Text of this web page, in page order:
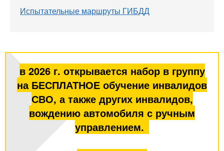
Испытательные маршруты ГИБДД
в 2026 г. открывается набор в группу
на БЕСПЛАТНОЕ обучение инвалидов
СВО, а также других инвалидов,
вождению автомобиля с ручным
управлением.